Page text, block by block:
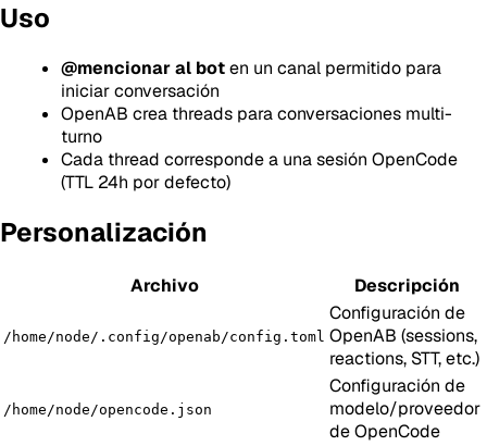
Uso
@mencionar al boten un canal permitido para
iniciar conversación
OpenAB crea threads para conversaciones multi-
turno
Cada thread corresponde a una sesión OpenCode
(TTL 24h por defecto)
Personalización
Archivo Descripción
/home/node/.config/openab/config.toml
Configuración de
OpenAB (sessions,
reactions, STT, etc.)
/home/node/opencode.json
Configuración de
modelo/proveedor
de OpenCode